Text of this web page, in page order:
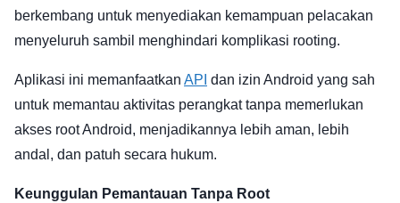
berkembang untuk menyediakan kemampuan pelacakan
menyeluruh sambil menghindari komplikasi rooting.
Aplikasi ini memanfaatkan API dan izin Android yang sah
untuk memantau aktivitas perangkat tanpa memerlukan
akses root Android, menjadikannya lebih aman, lebih
andal, dan patuh secara hukum.
Keunggulan Pemantauan Tanpa Root